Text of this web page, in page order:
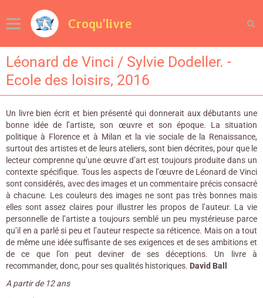
Croqu'livre
Léonard de Vinci / Sylvie Dodeller. -
Ecole des loisirs, 2016
Un livre bien écrit et bien présenté qui donnerait aux débutants une
bonne idée de l’artiste, son œuvre et son époque. La situation
politique à Florence et à Milan et la vie sociale de la Renaissance,
surtout des artistes et de leurs ateliers, sont bien décrites, pour que le
lecteur comprenne qu’une œuvre d’art est toujours produite dans un
contexte spécifique. Tous les aspects de l’œuvre de Léonard de Vinci
sont considérés, avec des images et un commentaire précis consacré
à chacune. Les couleurs des images ne sont pas très bonnes mais
elles sont assez claires pour illustrer les propos de l’auteur. La vie
personnelle de l’artiste a toujours semblé un peu mystérieuse parce
qu’il en a parlé si peu et l’auteur respecte sa réticence. Mais on a tout
de même une idée suffisante de ses exigences et de ses ambitions et
de ce que l’on peut deviner de ses déceptions. Un livre à
recommander, donc, pour ses qualités historiques. David Ball
A partir de 12 ans